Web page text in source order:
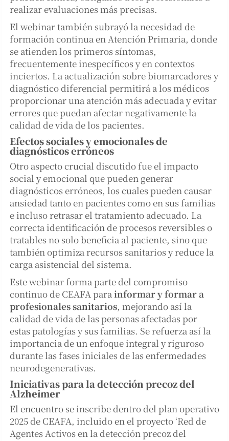
realizar evaluaciones más precisas.
El webinar también subrayó la necesidad de
formación continua en Atención Primaria, donde
se atienden los primeros síntomas,
frecuentemente inespecíficos y en contextos
inciertos. La actualización sobre biomarcadores y
diagnóstico diferencial permitirá a los médicos
proporcionar una atención más adecuada y evitar
errores que puedan afectar negativamente la
calidad de vida de los pacientes.
Efectos sociales y emocionales de
diagnósticos erróneos
Otro aspecto crucial discutido fue el impacto
social y emocional que pueden generar
diagnósticos erróneos, los cuales pueden causar
ansiedad tanto en pacientes como en sus familias
e incluso retrasar el tratamiento adecuado. La
correcta identificación de procesos reversibles o
tratables no solo beneficia al paciente, sino que
también optimiza recursos sanitarios y reduce la
carga asistencial del sistema.
Este webinar forma parte del compromiso
continuo de CEAFA parainformar y formar a
profesionales sanitarios, mejorando así la
calidad de vida de las personas afectadas por
estas patologías y sus familias. Se refuerza así la
importancia de un enfoque integral y riguroso
durante las fases iniciales de las enfermedades
neurodegenerativas.
Iniciativas para la detección precoz del
Alzheimer
El encuentro se inscribe dentro del plan operativo
2025 de CEAFA, incluido en el proyecto ‘Red de
Agentes Activos en la detección precoz del